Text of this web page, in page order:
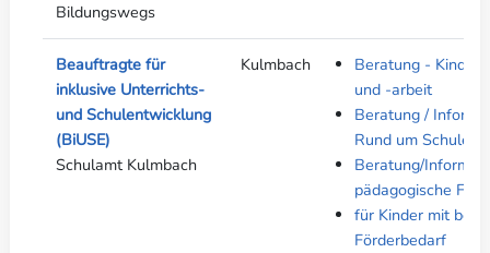
Bildungswegs
Beauftragte für
inklusive Unterrichts-
und Schulentwicklung
(BiUSE)
Schulamt Kulmbach
Kulmbach
Beratung -
und -arbeit
Beratung /
Rund um Schule
Beratung/
pädagogische
für Kinder mit
Förderbedarf